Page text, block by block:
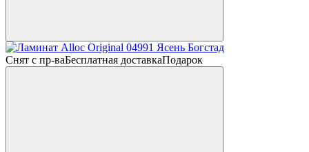
Снят с пр-ваБесплатная доставкаПодарок